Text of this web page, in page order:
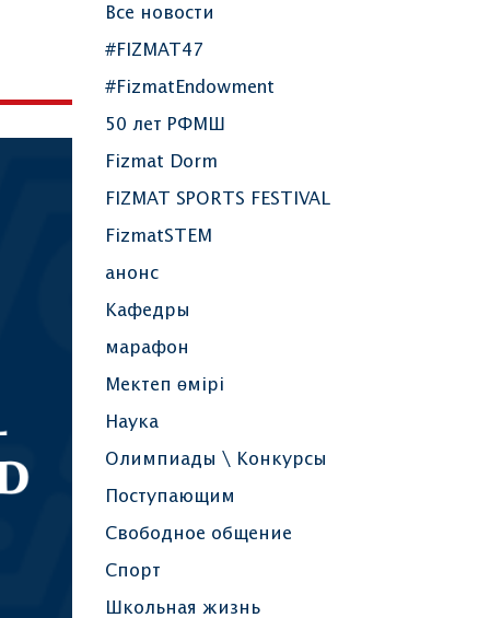
Все новости
#FIZMAT47
#FizmatEndowment
50 лет РФМШ
Fizmat Dorm
FIZMAT SPORTS FESTIVAL
FizmatSTEM
анонс
Кафедры
марафон
Мектеп өмірі
Наука
Олимпиады \ Конкурсы
Поступающим
Свободное общение
Спорт
Школьная жизнь